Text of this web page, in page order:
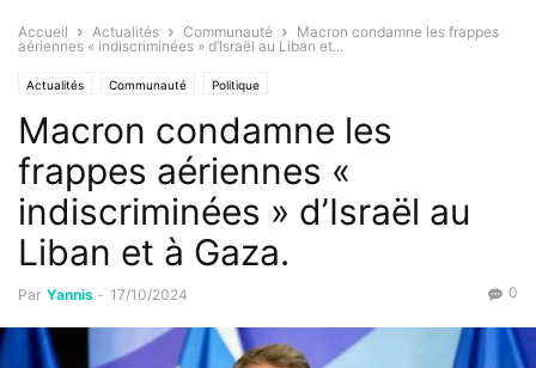
Accueil Actualités Communauté
Macron condamne les frappes
aériennes « indiscriminées » d’Israël au Liban et...
Actualités Communauté Politique
Macron condamne les
frappes aériennes «
indiscriminées » d’Israël au
Liban et à Gaza.
Par Yannis - 17/10/2024 0